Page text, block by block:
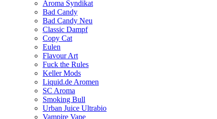
Aroma Syndikat
Bad Candy
Bad Candy Neu
Classic Dampf
Copy Cat
Eulen
Flavour Art
Fuck the Rules
Keller Mods
Liquid.de Aromen
SC Aroma
Smoking Bull
Urban Juice Ultrabio
Vampire Vape